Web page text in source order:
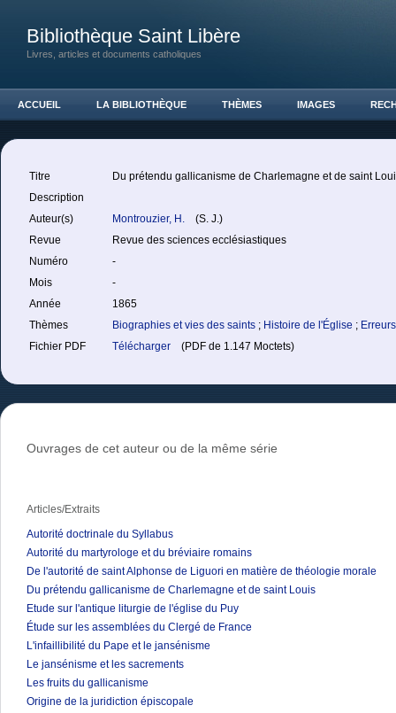
Bibliothèque Saint Libère
Livres, articles et documents catholiques
ACCUEIL LA BIBLIOTHÈQUE THÈMES IMAGES
Titre
Du prétendu gallicanisme de Charlemagne et de saint
Description
Auteur(s)
Montrouzier, H.
(S. J.)
Revue
Revue des sciences ecclésiastiques
Numéro
-
Mois
-
Année
1865
Thèmes
Biographies et vies des saints ; Histoire de l'Église ;
Fichier PDF
Télécharger (PDF de 1.147 Moctets)
Ouvrages de cet auteur ou de la même série
Articles/Extraits
Autorité doctrinale du Syllabus
Autorité du martyrologe et du bréviaire romains
De l'autorité de saint Alphonse de Liguori en matière de théologie morale
Du prétendu gallicanisme de Charlemagne et de saint Louis
Etude sur l'antique liturgie de l'église du Puy
Étude sur les assemblées du Clergé de France
L'infaillibilité du Pape et le jansénisme
Le jansénisme et les sacrements
Les fruits du gallicanisme
Origine de la juridiction épiscopale